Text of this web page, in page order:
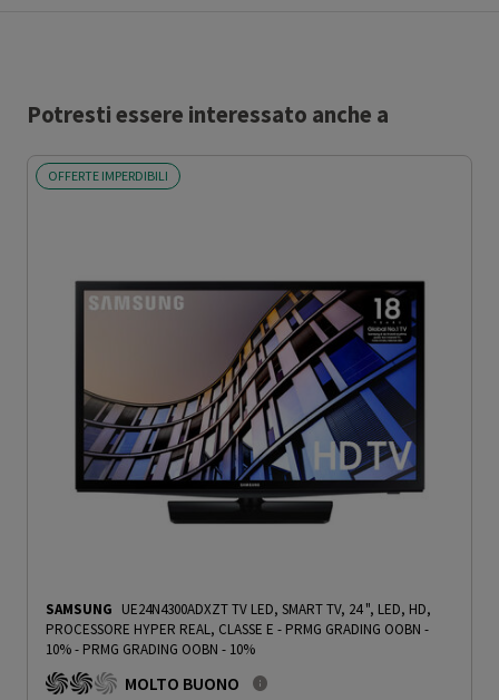
Potresti essere interessato anche a
OFFERTE IMPERDIBILI
SAMSUNG UE24N4300ADXZT TV LED, SMART TV, 24 ", LED, HD,
PROCESSORE HYPER REAL, CLASSE E - PRMG GRADING OOBN -
10%- PRMG GRADING OOBN - 10%
MOLTO BUONO